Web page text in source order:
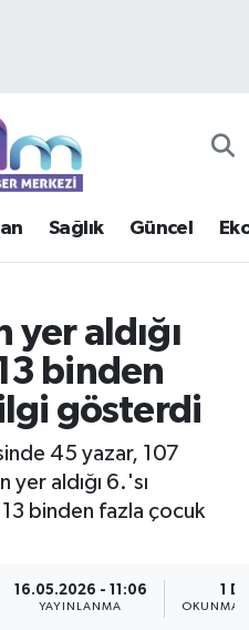
Sağlık Güncel
aldığı
binden
gösterdi
45 yazar, 107
yer aldığı 6.'sı
binden fazla çocuk
16.05.2026 - 11:06
YAYINLANMA
1 DK
OKUNMA
Haritası
ve Fikstür